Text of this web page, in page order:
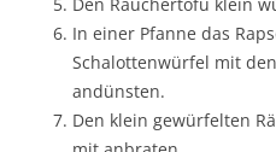
In einer Pfanne das
Schalottenwürfel mit
andünsten.
Den klein gewürfelten